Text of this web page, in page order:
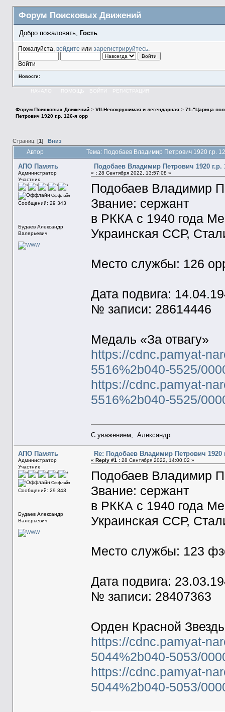
Форум Поисковых Движений
Добро пожаловать, Гость
Пожалуйста, войдите или зарегистрируйтесь.
Войти
Новости:
НАЧАЛО ПОМОЩЬ ВОЙТИ РЕГИСТРАЦИЯ
Форум Поисковых Движений> VII-Несокрушимая и легендарная> 71-"Царица
Петрович 1920 г.р. 126-я орр
Страниц: [1 ] Вниз
Автор Тема: Подобаев Владимир Петрович 1920 г.р.
АПО Память
Администратор
Участник
Оффлайн
Сообщений: 29 343
Будаев Александр
Валерьевич
Подобаев Владимир Петрович 1920 г.р.
« :28 Сентября 2022, 13:57:08 »
Подобаев Владимир
Звание: сержант
в РККА с 1940 года
Украинская ССР,
Место службы: 126
Дата подвига:
№ записи: 28614446
Медаль «За отвагу»
https://cdnc.pamyat-
5516%2b040-5525/
https://cdnc.pamyat-
5516%2b040-5525/
С уважением, Александр
АПО Память
Администратор
Участник
Оффлайн
Сообщений: 29 343
Будаев Александр
Валерьевич
Re: Подобаев Владимир Петрович 1920
« Reply #1 :28 Сентября 2022, 14:00:02 »
Подобаев Владимир
Звание: сержант
в РККА с 1940 года
Украинская ССР,
Место службы: 123
Дата подвига:
№ записи: 28407363
Орден Красной
https://cdnc.pamyat-
5044%2b040-5053/
https://cdnc.pamyat-
5044%2b040-5053/